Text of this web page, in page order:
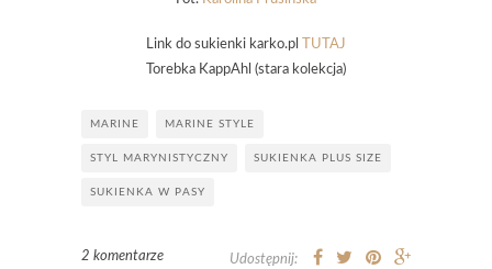
Link do sukienki karko.pl
TUTAJ
Torebka KappAhl (stara kolekcja)
MARINE MARINE STYLE
STYL MARYNISTYCZNY SUKIENKA PLUS SIZE
SUKIENKA W PASY
2 komentarze Udostępnij: